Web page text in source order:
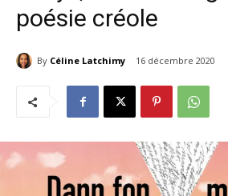
poésie créole
By Céline Latchimy 16 décembre 2020